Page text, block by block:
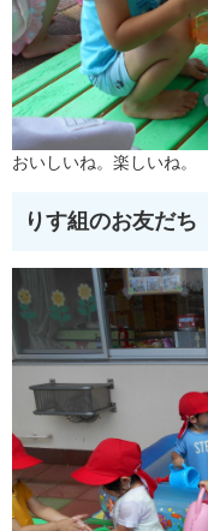
おいしいね。楽しいね。
りす組のお友だち